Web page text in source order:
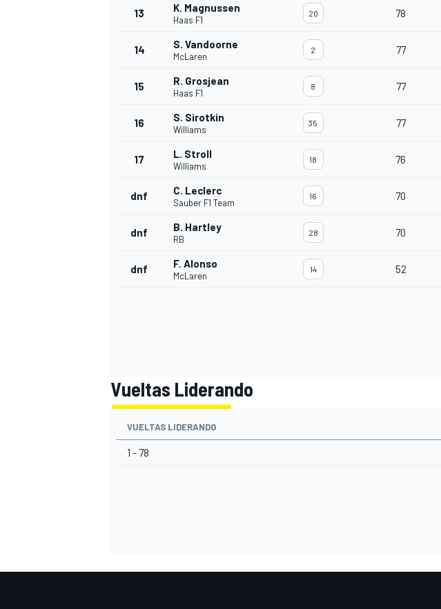
FÓRMULA E
13 K. Magnussen
Haas F1
20 78
14 S. Vandoorne
McLaren
2 77
15 R. Grosjean
Haas F1
8 77
16 S. Sirotkin
Williams
35 77
17 L. Stroll
Williams
18 76
dnf C. Leclerc
Sauber F1 Team
16 70
dnf B. Hartley
RB
28 70
dnf F. Alonso
McLaren
14 52
Vueltas Liderando
VUELTAS LIDERANDO
1 - 78